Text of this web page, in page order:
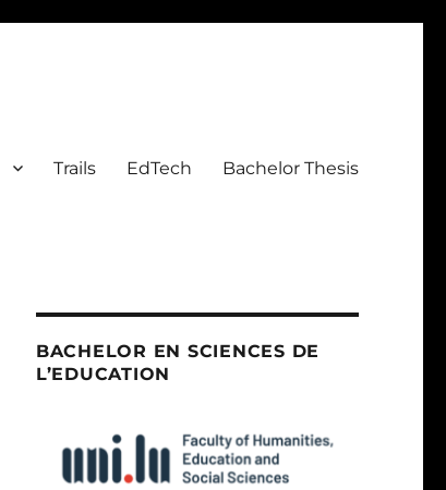
Trails EdTech Bachelor Thesis
BACHELOR EN SCIENCES DE
L’EDUCATION